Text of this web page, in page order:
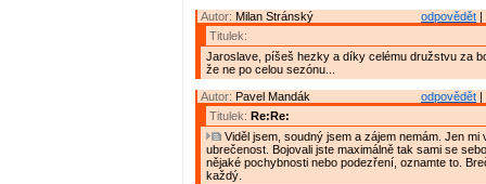
odpovědět |
Autor: Milan Stránský
Titulek:
Jaroslave, píšeš hezky a díky celému družstvu za
že ne po celou sezónu...
odpovědět |
Autor: Pavel Mandák
Titulek: Re:Re:
Viděl jsem, soudný jsem a zájem nemám. Jen mi
ubrečenost. Bojovali jste maximálně tak sami se
nějaké pochybnosti nebo podezření, oznamte to.
každý.